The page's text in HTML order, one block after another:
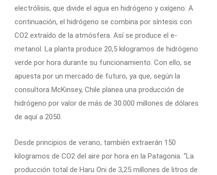
electrólisis, que divide el agua en hidrógeno y oxígeno. A
continuación, el hidrógeno se combina por síntesis con
CO2 extraído de la atmósfera. Así se produce el e-
metanol. La planta produce 20,5 kilogramos de hidrógeno
verde por hora durante su funcionamiento. Con ello, se
apuesta por un mercado de futuro, ya que, según la
consultora McKinsey, Chile planea una producción de
hidrógeno por valor de más de 30.000 millones de dólares
de aquí a 2050.
Desde principios de verano, también extraerán 150
kilogramos de CO2 del aire por hora en la Patagonia. “La
producción total de Haru Oni de 3,25 millones de litros de